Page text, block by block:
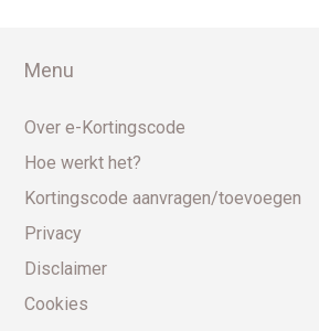
Menu
Over e-Kortingscode
Hoe werkt het?
Kortingscode aanvragen/toevoegen
Privacy
Disclaimer
Cookies